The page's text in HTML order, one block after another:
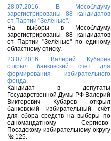
28.07.2016. В Мособлдуму
зарегистрированы 88 кандидатов
от Партии "Зелёные".
На выборы в Мособлдуму
зарегистрированы 88 кандидатов
от Партии "Зелёные" по единому
областному списку.
23.07.2016. Валерий Кубарев
открыл банковский счёт для
формирования избирательного
фонда.
Кандидат в депутаты
Государственной Думы РФ Валерий
Викторович Кубарев открыл
банковский избирательный счёт
для сбора средств на выборы по
одномандатному Сергиево-
Посадскому избирательному округу
№ 125.